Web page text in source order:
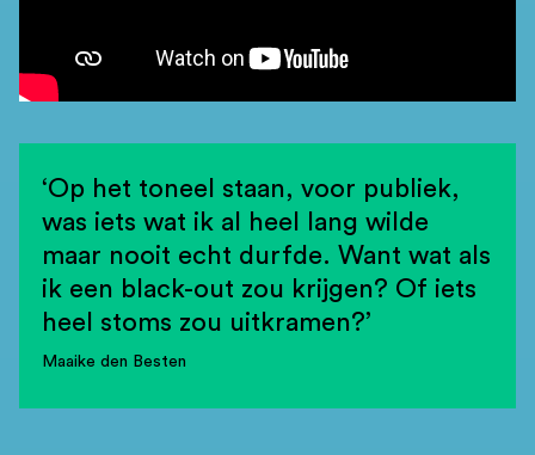
‘Op het toneel staan, voor pubIiek,
was iets wat ik al heel lang wilde
maar nooit echt durfde. Want wat als
ik een black-out zou krijgen? Of iets
heel stoms zou uitkramen?’
Maaike den Besten